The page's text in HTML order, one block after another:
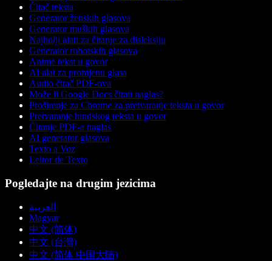
Čitač teksta
Generator ženskih glasova
Generator muških glasova
Najbolji alati za čitanje za disleksiju
Generator robotskih glasova
Anime tekst u govor
AI alat za promjenu glasa
Audio čitač PDF-ova
Može li Google Docs čitati naglas?
Proširenje za Chrome za pretvaranje teksta u govor
Pretvaranje hindskog teksta u govor
Čitanje PDF-a naglas
AI generator glasova
Texto a Voz
Leitor de Texto
Pogledajte na drugim jezicima
العربية
Magyar
中文 (简体)
中文 (台灣)
中文 (简体 中国大陆)